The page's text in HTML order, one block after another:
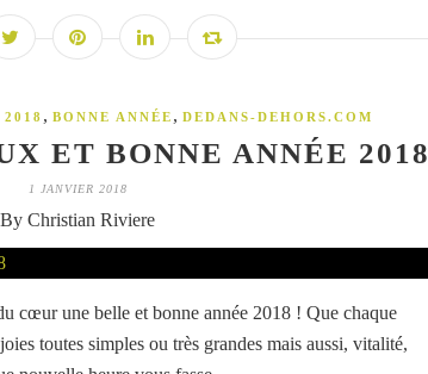
, BONNE ANNÉE , DEDANS-DEHORS.COM
ET BONNE ANNÉE 2018
1 JANVIER 2018
By Christian Riviere
cœur une belle et bonne année 2018 ! Que chaque
toutes simples ou très grandes mais aussi, vitalité,